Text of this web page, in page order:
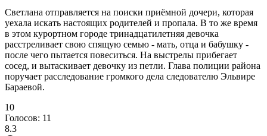
Светлана отправляется на поиски приёмной дочери, которая
уехала искать настоящих родителей и пропала. В то же время
в этом курортном городе тринадцатилетняя девочка
расстреливает свою спящую семью - мать, отца и бабушку -
после чего пытается повеситься. На выстрелы прибегает
сосед, и вытаскивает девочку из петли. Глава полиции района
поручает расследование громкого дела следователю Эльвире
Бараевой.
10
Голосов: 11
8.3